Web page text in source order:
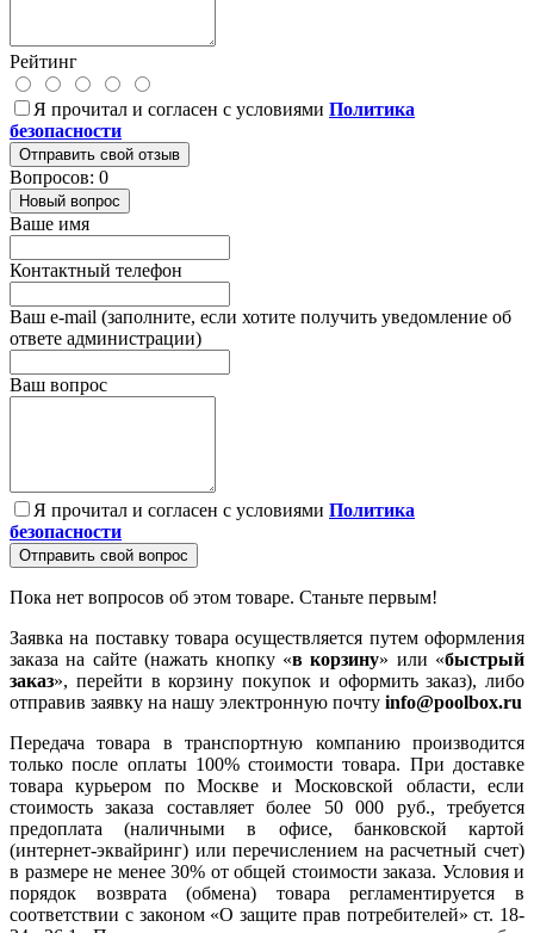
Рейтинг
Я прочитал и согласен с условиями Политика
безопасности
Отправить свой отзыв
Вопросов: 0
Новый вопрос
Ваше имя
Контактный телефон
Ваш e-mail (заполните, если хотите получить уведомление об
ответе администрации)
Ваш вопрос
Я прочитал и согласен с условиями Политика
безопасности
Отправить свой вопрос
Пока нет вопросов об этом товаре. Станьте первым!
Заявка на поставку товара осуществляется путем оформления
заказа на сайте (нажать кнопку «в корзину» или «быстрый
заказ», перейти в корзину покупок и оформить заказ), либо
отправив заявку на нашу электронную почту info@poolbox.ru
Передача товара в транспортную компанию производится
только после оплаты 100% стоимости товара. При доставке
товара курьером по Москве и Московской области, если
стоимость заказа составляет более 50 000 руб., требуется
предоплата (наличными в офисе, банковской картой
(интернет-эквайринг) или перечислением на расчетный счет)
в размере не менее 30% от общей стоимости заказа. Условия и
порядок возврата (обмена) товара регламентируется в
соответствии с законом «О защите прав потребителей» ст. 18-